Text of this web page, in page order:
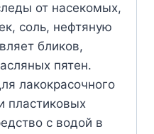
от насекомых,
соль, нефтяную
бликов,
пятен.
лакокрасочного
пластиковых
с водой в